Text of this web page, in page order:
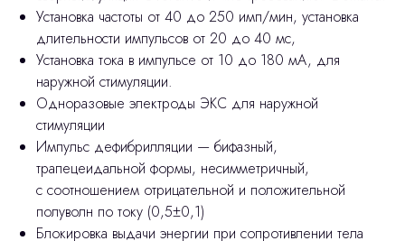
Установка частоты от 40 до 250 имп/мин, установка
длительности импульсов от 20 до 40 мс,
Установка тока в импульсе от 10 до 180 мА, для
наружной стимуляции.
Одноразовые электроды ЭКС для наружной
стимуляции
Импульс дефибрилляции — бифазный,
трапецеидальной формы, несимметричный,
с соотношением отрицательной и положительной
полуволн по току (0,5±0,1)
Блокировка выдачи энергии при сопротивлении тела